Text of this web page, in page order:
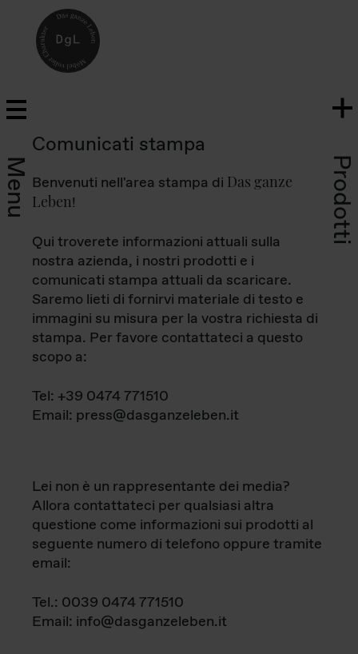
Menu Prodotti
Comunicati stampa
Benvenuti nell'area stampa di Das ganze
Leben!
Qui troverete informazioni attuali sulla
nostra azienda, i nostri prodotti e i
comunicati stampa attuali da scaricare.
Saremo lieti di fornirvi materiale di testo e
immagini su misura per la vostra richiesta di
stampa. Per favore contattateci a questo
scopo a:
Tel: +39 0474 771510
Email: press@dasganzeleben.it
Lei non è un rappresentante dei media?
Allora contattateci per qualsiasi altra
questione come informazioni sui prodotti al
seguente numero di telefono oppure tramite
email:
Tel.: 0039 0474 771510
Email: info@dasganzeleben.it